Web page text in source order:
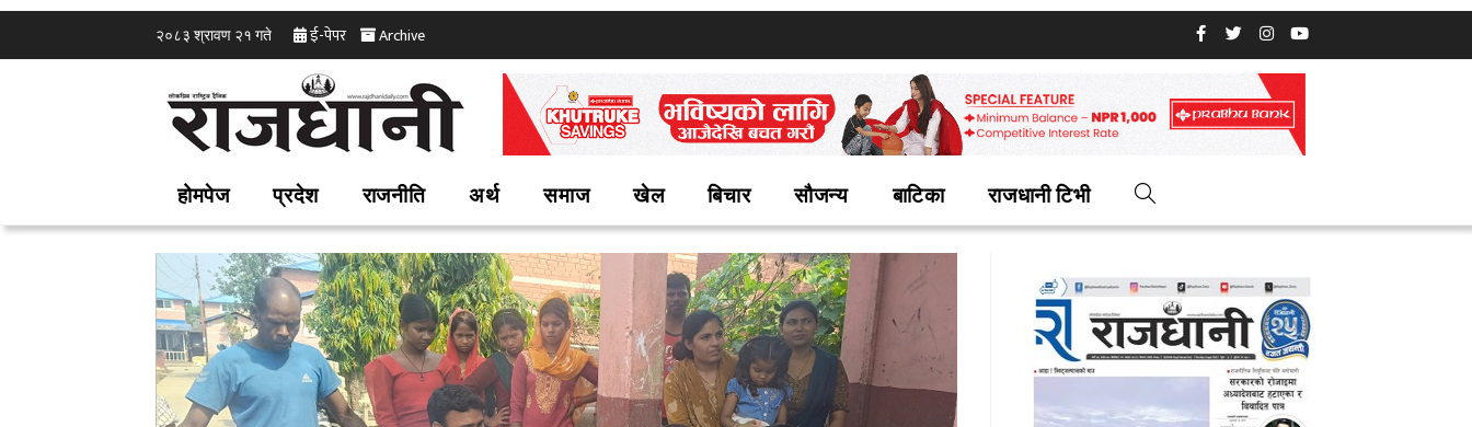
२०८३ श्रावण २१ गते ई-पेपर Archive
होमपेज प्रदेश राजनीति अर्थ समाज खेल बिचार सौजन्य बाटिका राजधानी टिभी